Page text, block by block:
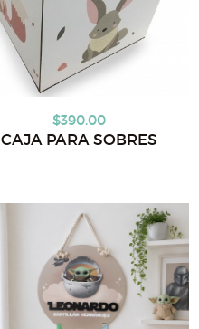
$390.00
CAJA PARA SOBRES